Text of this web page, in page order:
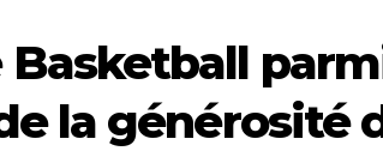
Basketball
la générosité